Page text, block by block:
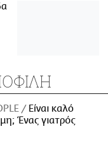
Είναι καλό
Ένας γιατρός